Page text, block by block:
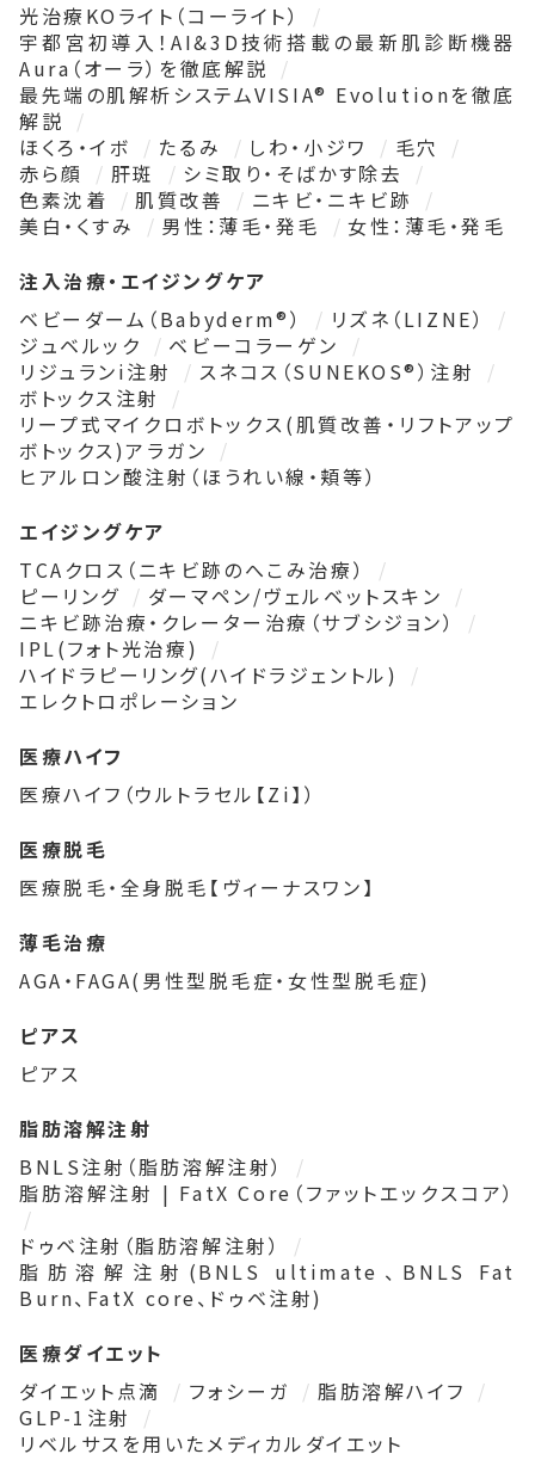
光治療KOライト（コーライト）
宇都宮初導入！AI&3D技術搭載の最新肌診断機器
Aura（オーラ）を徹底解説
最先端の肌解析システムVISIA® Evolutionを徹底
解説
ほくろ・イボ
たるみ しわ・小ジワ
毛穴
赤ら顔
肝斑
シミ取り・そばかす除去
色素沈着
肌質改善
ニキビ・ニキビ跡
美白・くすみ
男性：薄毛・発毛
女性：薄毛・発毛
注入治療・エイジングケア
ベビーダーム（Babyderm®）
リズネ（LIZNE）
ジュベルック
ベビーコラーゲン
リジュランi注射
スネコス（SUNEKOS®）注射
ボトックス注射
リープ式マイクロボトックス(肌質改善・リフトアップ
ボトックス)アラガン
ヒアルロン酸注射（ほうれい線・頬等）
エイジングケア
TCAクロス（ニキビ跡のへこみ治療）
ピーリング
ダーマペン/ヴェルベットスキン
ニキビ跡治療・クレーター治療（サブシジョン）
IPL(フォト光治療)
ハイドラピーリング(ハイドラジェントル)
エレクトロポレーション
医療ハイフ
医療ハイフ（ウルトラセル【Zi】）
医療脱毛
医療脱毛・全身脱毛【ヴィーナスワン】
薄毛治療
AGA・FAGA(男性型脱毛症・女性型脱毛症)
ピアス
ピアス
脂肪溶解注射
BNLS注射（脂肪溶解注射）
脂肪溶解注射 | FatX Core（ファットエックスコア）
ドゥベ注射（脂肪溶解注射）
脂肪溶解注射(BNLS ultimate、BNLS Fat
Burn、FatX core、ドゥベ注射)
医療ダイエット
ダイエット点滴
フォシーガ
脂肪溶解ハイフ
GLP-1注射
リベルサスを用いたメディカルダイエット